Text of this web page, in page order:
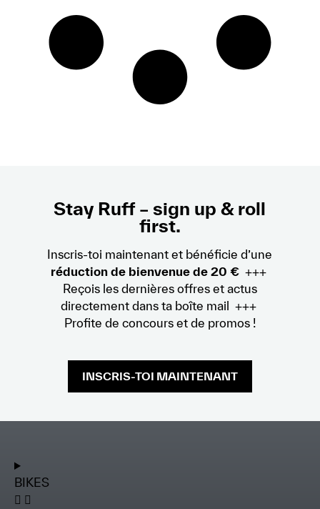
Stay Ruff – sign up & roll
first.
Inscris-toi maintenant et bénéficie d’une
réduction de bienvenue de 20 €+++
Reçois les dernières offres et actus
directement dans ta boîte mail +++
Profite de concours et de promos !
INSCRIS-TOI MAINTENANT
BIKES